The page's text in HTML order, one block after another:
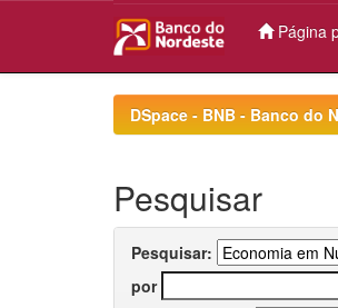
Página
DSpace - BNB - Banco do
Pesquisar
Pesquisar:
por